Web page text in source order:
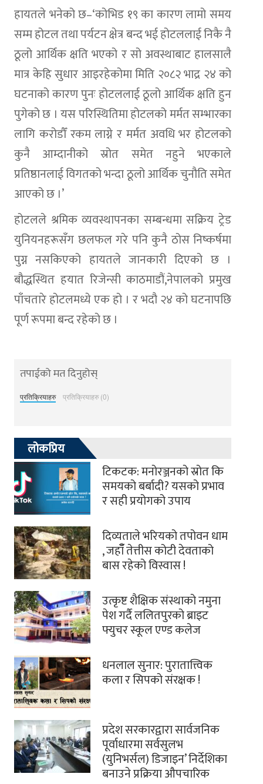
हायतले भनेको छ–‘कोभिड १९ का कारण लामो समय
सम्म होटल तथा पर्यटन क्षेत्र बन्द भई होटललाई निकै नै
ठूलो आर्थिक क्षति भएको र सो अवस्थाबाट हालसालै
मात्र केहि सुधार आइरहेकोमा मिति २०८२ भाद्र २४ को
घटनाको कारण पुनः होटललाई ठूलो आर्थिक क्षति हुन
पुगेको छ । यस परिस्थितिमा होटलको मर्मत सम्भारका
लागि करोडौँ रकम लाग्ने र मर्मत अवधि भर होटलको
कुनै आम्दानीको स्रोत समेत नहुने भएकाले
प्रतिष्ठानलाई विगतको भन्दा ठूलो आर्थिक चुनौति समेत
आएको छ ।’
होटलले श्रमिक व्यवस्थापनका सम्बन्धमा सक्रिय ट्रेड
युनियनहरूसँग छलफल गरे पनि कुनै ठोस निष्कर्षमा
पुग्न नसकिएको हायतले जानकारी दिएको छ ।
बौद्धस्थित हयात रिजेन्सी काठमाडौं,नेपालको प्रमुख
पाँचतारे होटलमध्ये एक हो । र भदौ २४ को घटनापछि
पूर्ण रूपमा बन्द रहेको छ ।
तपाईको मत दिनुहोस्
प्रतिक्रियाहरु प्रतिक्रियाहरु (0)
लोकप्रिय
टिकटक: मनोरञ्जनको स्रोत कि
समयको बर्बादी? यसको प्रभाव
र सही प्रयोगको उपाय
दिव्यताले भरियको तपोवन धाम
, जहाँँ तेत्तीस कोटी देवताको
बास रहेको विस्वास !
उत्कृष्ट शैक्षिक संस्थाको नमुना
पेश गर्दै ललितपुरको ब्राइट
फ्युचर स्कूल एण्ड कलेज
धनलाल सुनार: पुरातात्त्विक
कला र सिपको संरक्षक !
प्रदेश सरकारद्वारा सार्वजनिक
पूर्वाधारमा सर्वसुलभ
(युनिभर्सल) डिजाइन’ निर्देशिका
बनाउने प्रक्रिया औपचारिक